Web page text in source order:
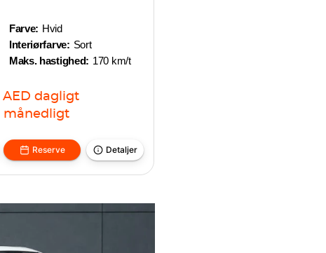
Farve: Hvid
Interiørfarve: Sort
Maks. hastighed: 170 km/t
AED dagligt
månedligt
Reserve Detaljer